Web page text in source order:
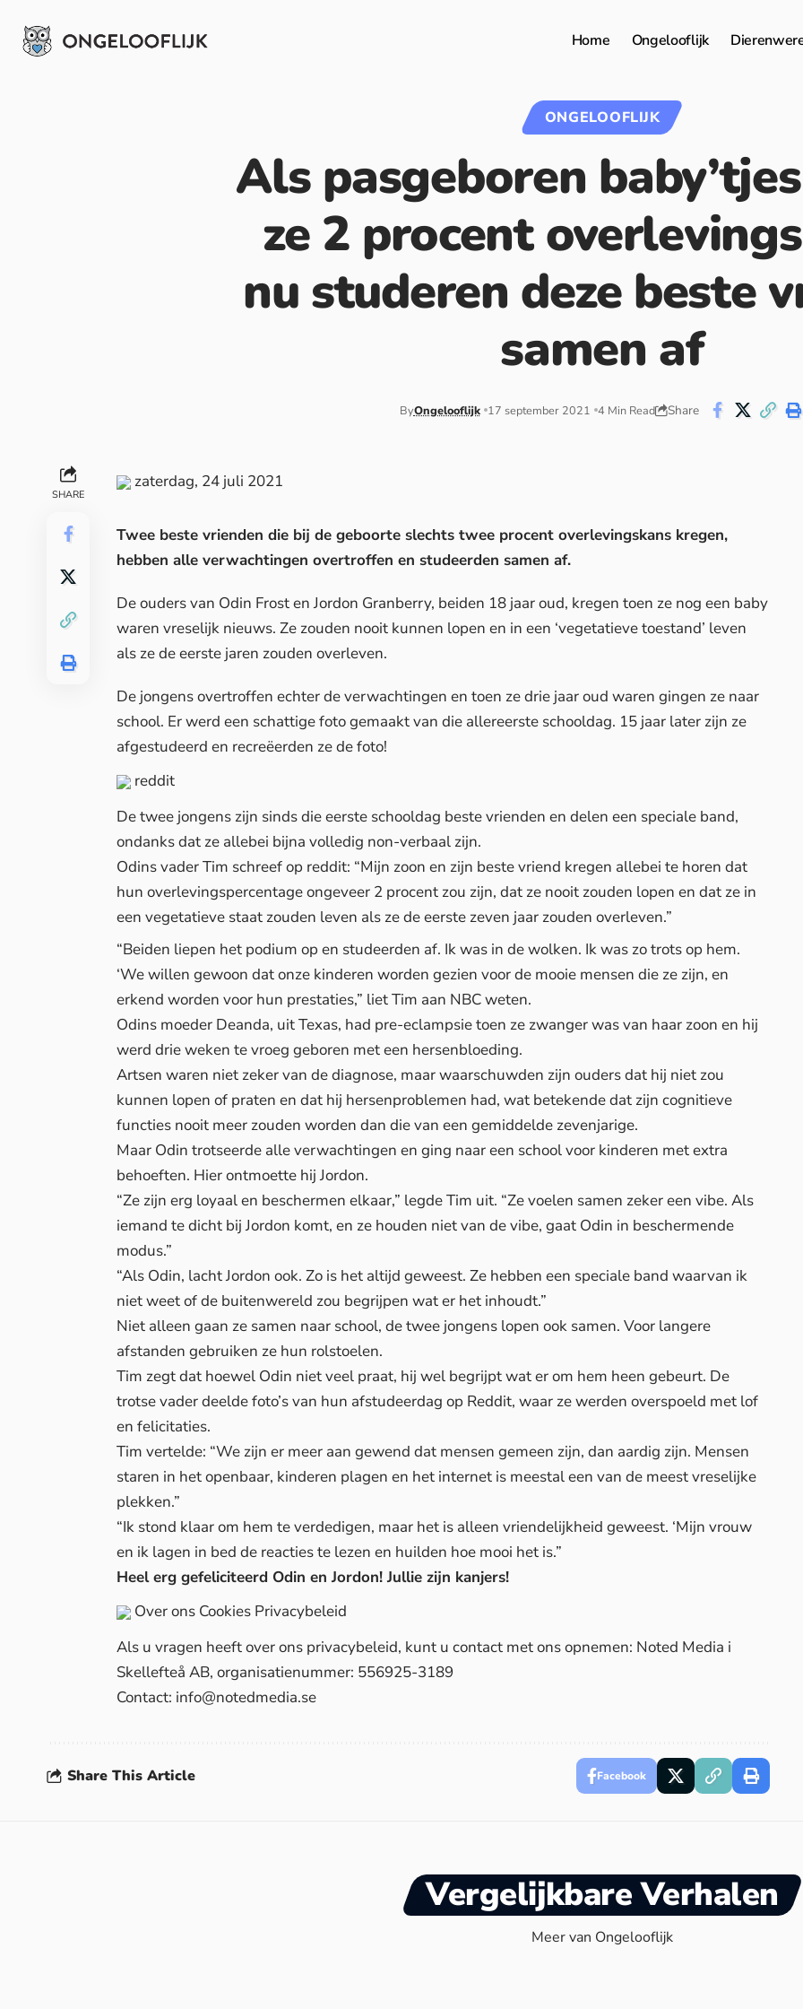
Home Ongelooflijk
ONGELOOFLIJK
Als pasgeboren
ze 2 procent
nu studeren deze beste
samen af
ByOngelooflijk 17 september 2021 4 Min Read Share
SHARE
zaterdag, 24 juli 2021
Twee beste vrienden die bij de geboorte slechts twee procent overlevingskans kregen,
hebben alle verwachtingen overtroffen en studeerden samen af.
De ouders van Odin Frost en Jordon Granberry, beiden 18 jaar oud, kregen toen ze nog een baby
waren vreselijk nieuws. Ze zouden nooit kunnen lopen en in een ‘vegetatieve toestand’ leven
als ze de eerste jaren zouden overleven.
De jongens overtroffen echter de verwachtingen en toen ze drie jaar oud waren gingen ze naar
school. Er werd een schattige foto gemaakt van die allereerste schooldag. 15 jaar later zijn ze
afgestudeerd en recreëerden ze de foto!
reddit
De twee jongens zijn sinds die eerste schooldag beste vrienden en delen een speciale band,
ondanks dat ze allebei bijna volledig non-verbaal zijn.
Odins vader Tim schreef op reddit: “Mijn zoon en zijn beste vriend kregen allebei te horen dat
hun overlevingspercentage ongeveer 2 procent zou zijn, dat ze nooit zouden lopen en dat ze in
een vegetatieve staat zouden leven als ze de eerste zeven jaar zouden overleven.”
“Beiden liepen het podium op en studeerden af. Ik was in de wolken. Ik was zo trots op hem.
‘We willen gewoon dat onze kinderen worden gezien voor de mooie mensen die ze zijn, en
erkend worden voor hun prestaties,” liet Tim aan NBCweten.
Odins moeder Deanda, uit Texas, had pre-eclampsie toen ze zwanger was van haar zoon en hij
werd drie weken te vroeg geboren met een hersenbloeding.
Artsen waren niet zeker van de diagnose, maar waarschuwden zijn ouders dat hij niet zou
kunnen lopen of praten en dat hij hersenproblemen had, wat betekende dat zijn cognitieve
functies nooit meer zouden worden dan die van een gemiddelde zevenjarige.
Maar Odin trotseerde alle verwachtingen en ging naar een school voor kinderen met extra
behoeften. Hier ontmoette hij Jordon.
“Ze zijn erg loyaal en beschermen elkaar,” legde Tim uit. “Ze voelen samen zeker een vibe. Als
iemand te dicht bij Jordon komt, en ze houden niet van de vibe, gaat Odin in beschermende
modus.”
“Als Odin, lacht Jordon ook. Zo is het altijd geweest. Ze hebben een speciale band waarvan ik
niet weet of de buitenwereld zou begrijpen wat er het inhoudt.”
Niet alleen gaan ze samen naar school, de twee jongens lopen ook samen. Voor langere
afstanden gebruiken ze hun rolstoelen.
Tim zegt dat hoewel Odin niet veel praat, hij wel begrijpt wat er om hem heen gebeurt. De
trotse vader deelde foto’s van hun afstudeerdag op Reddit, waar ze werden overspoeld met lof
en felicitaties.
Tim vertelde: “We zijn er meer aan gewend dat mensen gemeen zijn, dan aardig zijn. Mensen
staren in het openbaar, kinderen plagen en het internet is meestal een van de meest vreselijke
plekken.”
“Ik stond klaar om hem te verdedigen, maar het is alleen vriendelijkheid geweest. ‘Mijn vrouw
en ik lagen in bed de reacties te lezen en huilden hoe mooi het is.”
Heel erg gefeliciteerd Odin en Jordon! Jullie zijn kanjers!
Over ons Cookies Privacybeleid
Als u vragen heeft over ons privacybeleid, kunt u contact met ons opnemen: Noted Media i
Skellefteå AB, organisatienummer: 556925-3189
Contact: info@notedmedia.se
Share This Article Facebook
Vergelijkbare Verhalen
Meer van Ongelooflijk